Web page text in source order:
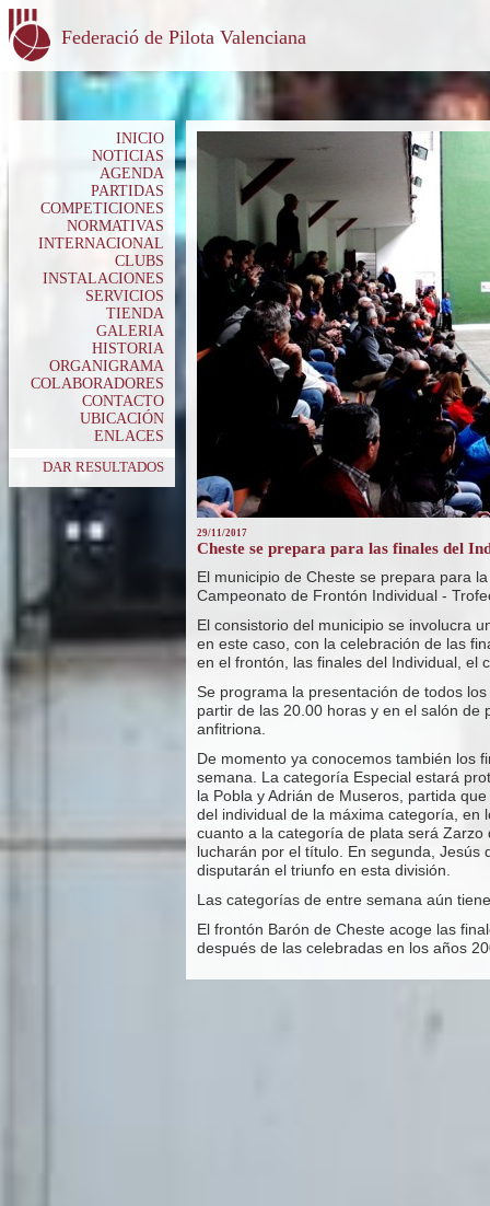
Federació de Pilota Valenciana
INICIO
NOTICIAS
AGENDA
PARTIDAS
COMPETICIONES
NORMATIVAS
INTERNACIONAL
CLUBS
INSTALACIONES
SERVICIOS
TIENDA
GALERIA
HISTORIA
ORGANIGRAMA
COLABORADORES
CONTACTO
UBICACIÓN
ENLACES
DAR RESULTADOS
29/11/2017
Cheste se prepara para las finales del
El municipio de Cheste se prepara para
Campeonato de Frontón Individual -
El consistorio del municipio se involucra
en este caso, con la celebración de las
en el frontón, las finales del Individual, el
Se programa la presentación de todos
partir de las 20.00 horas y en el salón de
anfitriona.
De momento ya conocemos también los
semana. La categoría Especial estará
la Pobla y Adrián de Museros, partida
del individual de la máxima categoría, en
cuanto a la categoría de plata será Zarzo
lucharán por el título. En segunda, Jesús
disputarán el triunfo en esta división.
Las categorías de entre semana aún
El frontón Barón de Cheste acoge las
después de las celebradas en los años